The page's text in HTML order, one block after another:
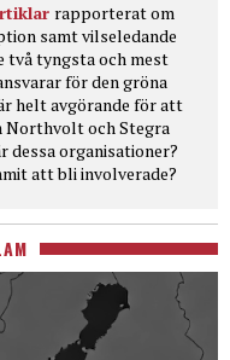
rapporterat om
samt vilseledande
två tyngsta och mest
för den gröna
helt avgörande för att
Northvolt och Stegra
dessa organisationer?
att bli involverade?